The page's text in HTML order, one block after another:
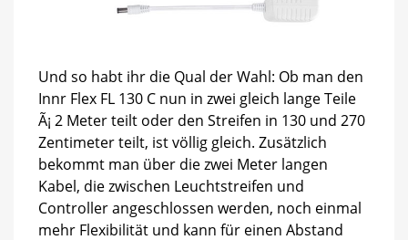
Und so habt ihr die Qual der Wahl: Ob man den
Innr Flex FL 130 C nun in zwei gleich lange Teile
Ã¡ 2 Meter teilt oder den Streifen in 130 und 270
Zentimeter teilt, ist völlig gleich. Zusätzlich
bekommt man über die zwei Meter langen
Kabel, die zwischen Leuchtstreifen und
Controller angeschlossen werden, noch einmal
mehr Flexibilität und kann für einen Abstand